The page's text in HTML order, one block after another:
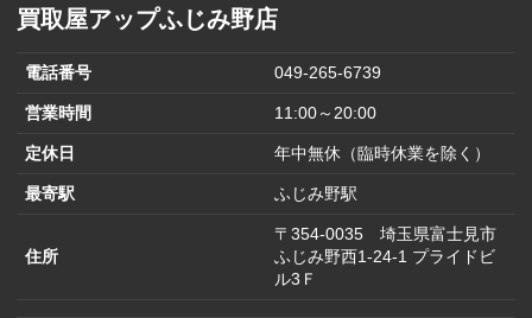
買取屋アップふじみ野店
電話番号 049-265-6739
営業時間 11:00～20:00
定休日 年中無休（臨時休業を除く）
最寄駅 ふじみ野駅
住所
〒354-0035 埼玉県富士見市
ふじみ野西1-24-1 プライドビ
ル3Ｆ